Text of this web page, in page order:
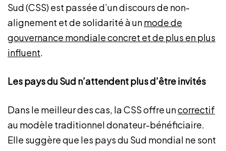
Sud (CSS) est passée d’un discours de non-
alignement et de solidarité à unmode de
gouvernance mondiale concret et de plus en plus
influent.
Les pays du Sud n’attendent plus d’être invités
Dans le meilleur des cas, la CSS offre uncorrectif
au modèle traditionnel donateur-bénéficiaire.
Elle suggère que les pays du Sud mondial ne sont